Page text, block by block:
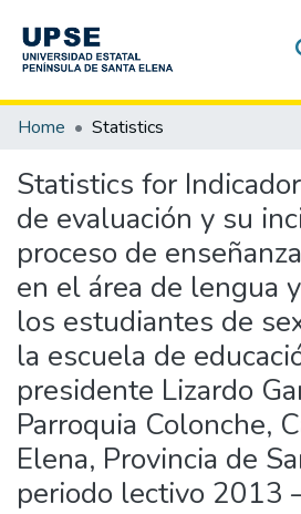
Communities & Collections
Home Statistics
Statistics for
de evaluación y su
proceso de
en el área de lengua
los estudiantes de
la escuela de
presidente Lizardo
Parroquia Colonche,
Elena, Provincia de
periodo lectivo 2013